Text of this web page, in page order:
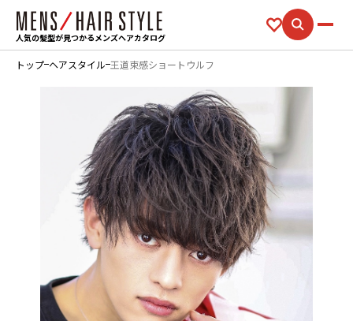
人気の髪型が見つかるメンズヘアカタログ
トップ ヘアスタイル 王道束感ショートウルフ